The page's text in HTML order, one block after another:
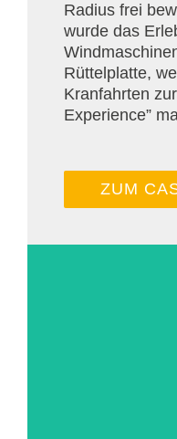
Radius frei
wurde das
Rüttelplatte,
Kranfahrten
Experience”
ZUM